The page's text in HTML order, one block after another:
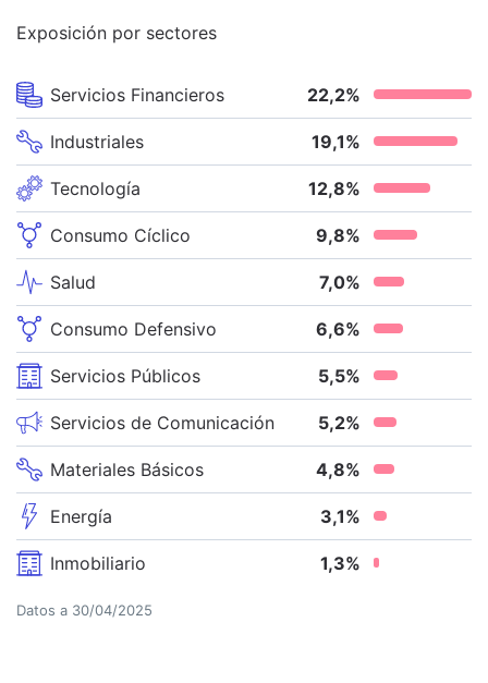
Exposición por sectores
Servicios Financieros 22,2%
Industriales 19,1%
Tecnología 12,8%
Consumo Cíclico 9,8%
Salud 7,0%
Consumo Defensivo 6,6%
Servicios Públicos 5,5%
Servicios de Comunicación 5,2%
Materiales Básicos 4,8%
Energía 3,1%
Inmobiliario 1,3%
Datos a 30/04/2025